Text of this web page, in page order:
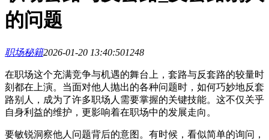
的问题
职场秘籍2026-01-20 13:40:501248
在职场这个充满竞争与机遇的舞台上，套路与反套路的较量时
刻都在上演。当面对他人抛出的各种问题时，如何巧妙地反套
路别人，成为了许多职场人需要掌握的关键技能。这不仅关乎
自身利益的维护，更影响着在职场中的发展走向。
要敏锐洞察他人问题背后的意图。有时候，看似简单的询问，